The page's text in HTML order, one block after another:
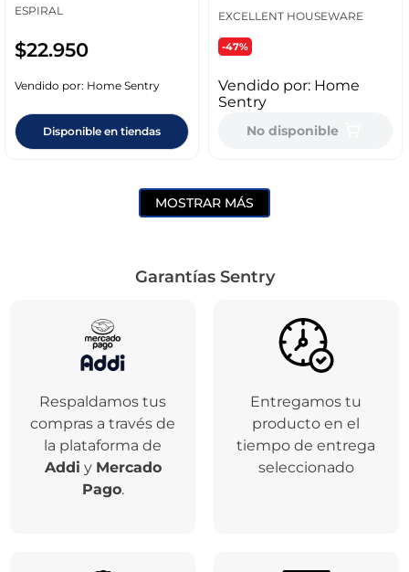
ESPIRAL
$22.950
Vendido por: Home Sentry
Disponible en tiendas
EXCELLENT HOUSEWARE
-47%
Vendido por: Home
Sentry
No disponible
MOSTRAR MÁS
Garantías Sentry
Respaldamos tus
compras a través de
la plataforma de
Addi y Mercado
Pago.
Entregamos tu
producto en el
tiempo de entrega
seleccionado